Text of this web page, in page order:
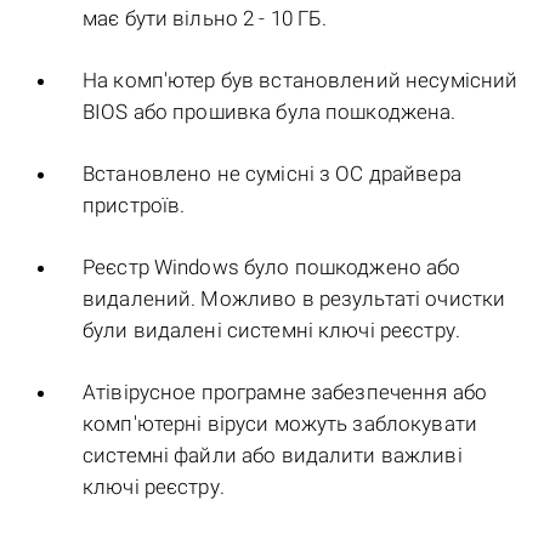
має бути вільно 2 - 10 ГБ.
На комп'ютер був встановлений несумісний
BIOS або прошивка була пошкоджена.
Встановлено не сумісні з ОС драйвера
пристроїв.
Реєстр Windows було пошкоджено або
видалений. Можливо в результаті очистки
були видалені системні ключі реєстру.
Атівірусное програмне забезпечення або
комп'ютерні віруси можуть заблокувати
системні файли або видалити важливі
ключі реєстру.